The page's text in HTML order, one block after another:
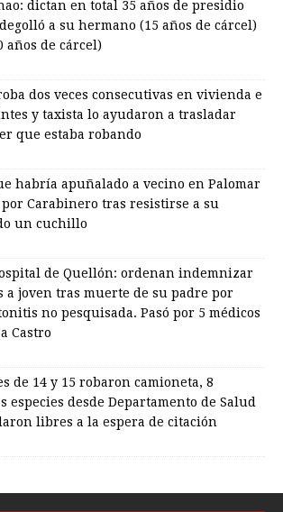
dictan en total 35 años de presidio
a su hermano (15 años de cárcel)
años de cárcel)
dos veces consecutivas en vivienda e
y taxista lo ayudaron a trasladar
que estaba robando
habría apuñalado a vecino en Palomar
Carabinero tras resistirse a su
un cuchillo
de Quellón: ordenan indemnizar
a joven tras muerte de su padre por
no pesquisada. Pasó por 5 médicos
Castro
de 14 y 15 robaron camioneta, 8
especies desde Departamento de Salud
libres a la espera de citación